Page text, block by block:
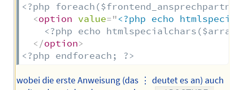
<?php
<option value="<?php echo
<?php echo
</option>
<?php endforeach; ?>
wobei die erste Anweisung (das ⋮ deutet es an) auch